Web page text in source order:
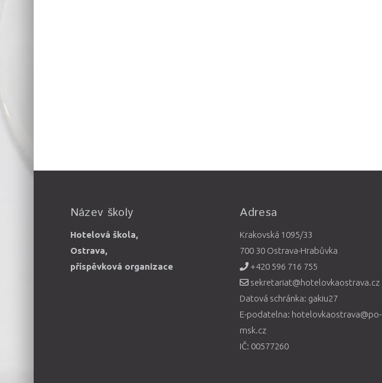
Název školy
Hotelová škola,
Ostrava,
příspěvková organizace
Adresa
Krakovská 1095/33
700 30 Ostrava-Hrabůvka
+420 596 716 755
sekretariat@hotelovkaostrava.cz
Datová schránka: gakiu27
E-podatelna: hotelovkaostrava@po-
msk.cz
IČ: 00577260